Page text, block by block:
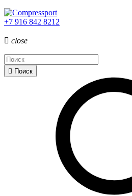
+7 916 842 8212
 close
 Поиск